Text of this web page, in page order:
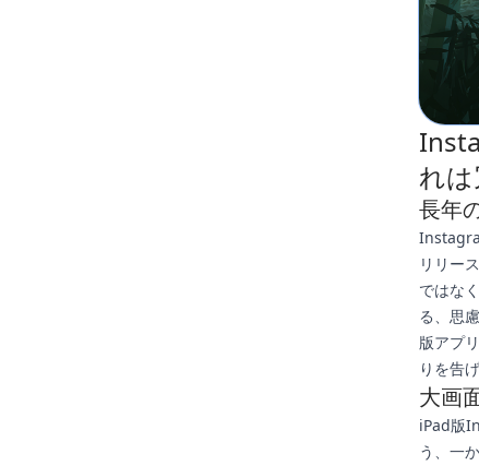
れ
長年
リリー
ではな
る、思
版アプ
りを告
大画
iPad版
う、一